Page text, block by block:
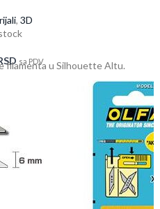
, 3D
sa PDV
filamenta u Silhouette Altu.